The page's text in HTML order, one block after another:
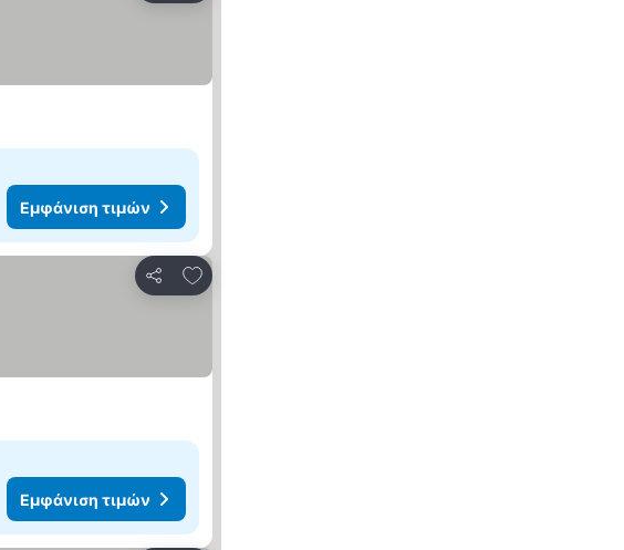
Εμφάνιση τιμών
Κοινοποίηση
Προσθήκη στα αγαπημένα
Εμφάνιση τιμών